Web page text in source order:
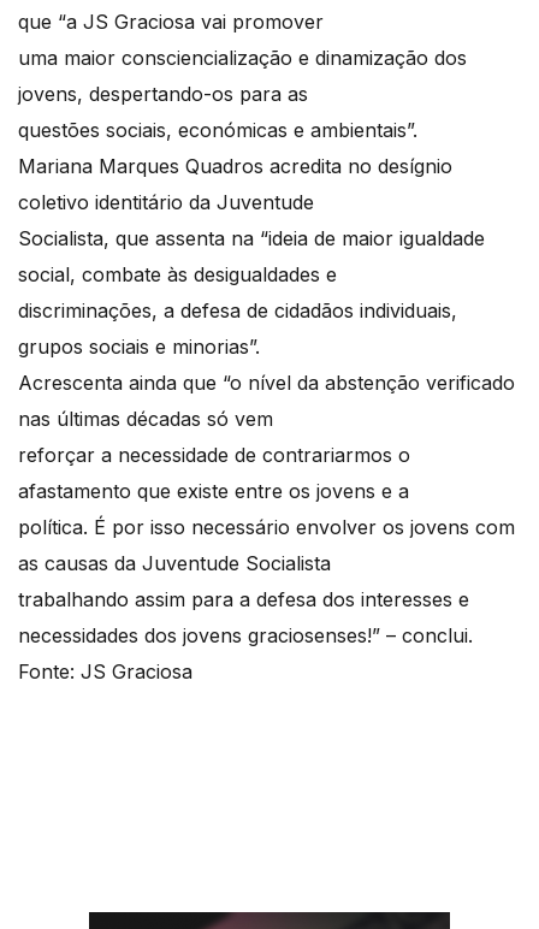
que “a JS Graciosa vai promover
uma maior consciencialização e dinamização dos
jovens, despertando-os para as
questões sociais, económicas e ambientais”.
Mariana Marques Quadros acredita no desígnio
coletivo identitário da Juventude
Socialista, que assenta na “ideia de maior igualdade
social, combate às desigualdades e
discriminações, a defesa de cidadãos individuais,
grupos sociais e minorias”.
Acrescenta ainda que “o nível da abstenção verificado
nas últimas décadas só vem
reforçar a necessidade de contrariarmos o
afastamento que existe entre os jovens e a
política. É por isso necessário envolver os jovens com
as causas da Juventude Socialista
trabalhando assim para a defesa dos interesses e
necessidades dos jovens graciosenses!” – conclui.
Fonte: JS Graciosa